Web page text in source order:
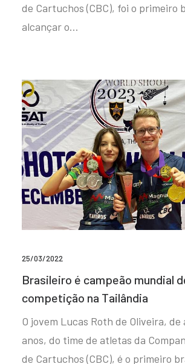
de Cartuchos (CBC), foi o primeiro
alcançar o…
25/03/2022
Brasileiro é campeão mundial
competição na Tailândia
O jovem Lucas Roth de Oliveira, de
anos, do time de atletas da
de Cartuchos (CBC), é o primeiro